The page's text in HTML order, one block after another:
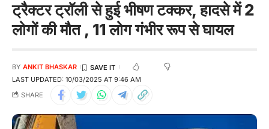
ट्रैक्टर ट्रॉली से हुई भीषण टक्कर, हादसे में 2
लोगों की मौत , 11 लोग गंभीर रूप से घायल
LAST UPDATED: 10/03/2025 AT 9:46 AM
BY ANKIT BHASKAR
SHARE